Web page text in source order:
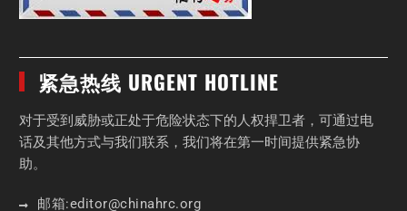
紧急热线 URGENT HOTLINE
对于受到威胁或正处于危险状态下的人权捍卫者，可通过电
话及其他方式与我们联系，我们将在第一时间提供紧急协
助。
邮箱:editor@chinahrc.org